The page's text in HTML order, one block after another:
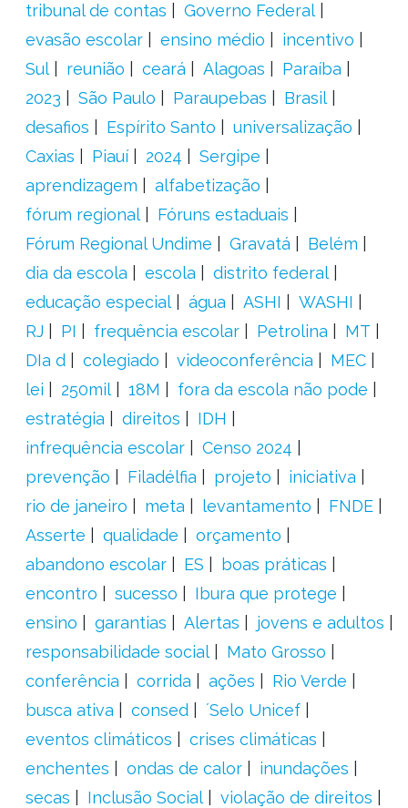
tribunal de contas
Governo Federal
evasão escolar
ensino médio
incentivo
Sul
reunião ceará Alagoas
Paraíba
2023
São Paulo Paraupebas
Brasil
desafios
Espírito Santo
universalização
Caxias
Piauí 2024
Sergipe
aprendizagem
alfabetização
fórum regional
Fóruns estaduais
Fórum Regional Undime
Gravatá
Belém
dia da escola
escola
distrito federal
educação especial
água ASHI
WASHI
RJ
PI frequência escolar Petrolina
MT
DIa d
colegiado videoconferência
MEC
lei
250mil 18M
fora da escola não pode
estratégia
direitos
IDH
infrequência escolar
Censo 2024
prevenção
Filadélfia projeto
iniciativa
rio de janeiro
meta levantamento
FNDE
Asserte
qualidade
orçamento
abandono escolar
ES
boas práticas
encontro
sucesso
Ibura que protege
ensino
garantias Alertas
jovens e adultos
responsabilidade social
Mato Grosso
conferência
corrida ações
Rio Verde
busca ativa
consed
´Selo Unicef
eventos climáticos
crises climáticas
enchentes
ondas de calor
inundações
secas
Inclusão Social
violação de direitos